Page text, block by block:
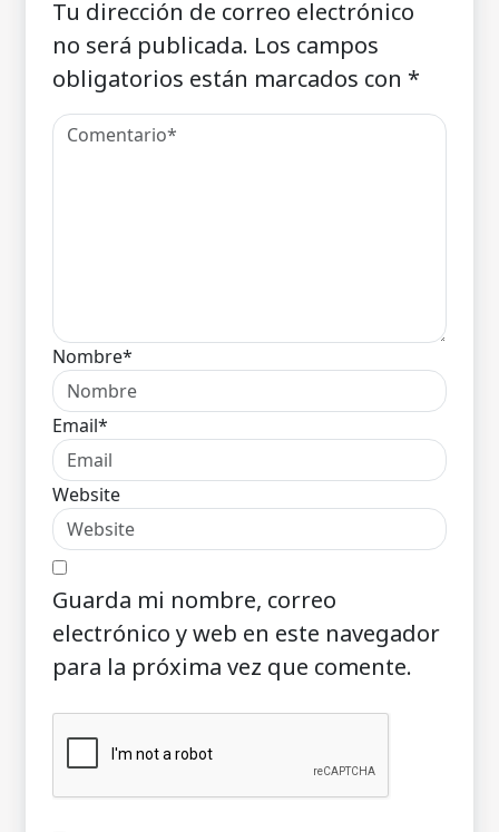
Tu dirección de correo electrónico
no será publicada. Los campos
obligatorios están marcados con *
Nombre*
Email*
Website
Guarda mi nombre, correo
electrónico y web en este navegador
para la próxima vez que comente.